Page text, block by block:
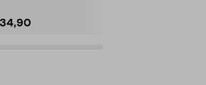
34,90